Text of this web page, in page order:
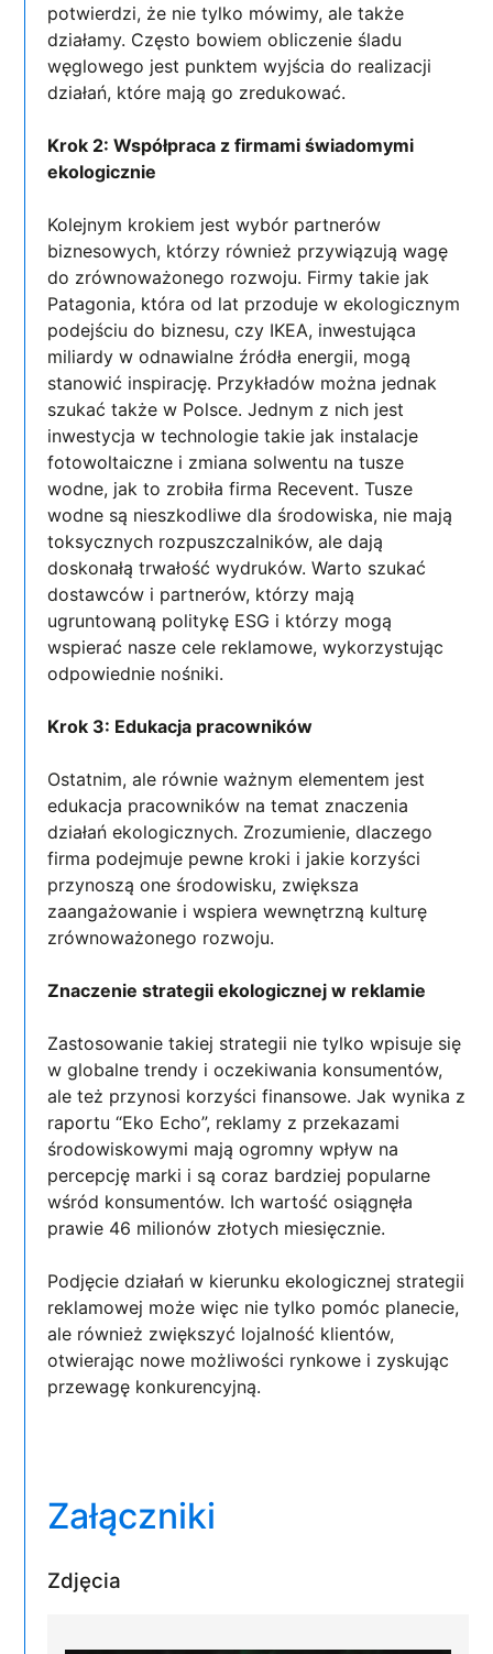
potwierdzi, że nie tylko mówimy, ale także
działamy. Często bowiem obliczenie śladu
węglowego jest punktem wyjścia do realizacji
działań, które mają go zredukować.
Krok 2: Współpraca z firmami świadomymi
ekologicznie
Kolejnym krokiem jest wybór partnerów
biznesowych, którzy również przywiązują wagę
do zrównoważonego rozwoju. Firmy takie jak
Patagonia, która od lat przoduje w ekologicznym
podejściu do biznesu, czy IKEA, inwestująca
miliardy w odnawialne źródła energii, mogą
stanowić inspirację. Przykładów można jednak
szukać także w Polsce. Jednym z nich jest
inwestycja w technologie takie jak instalacje
fotowoltaiczne i zmiana solwentu na tusze
wodne, jak to zrobiła firma Recevent. Tusze
wodne są nieszkodliwe dla środowiska, nie mają
toksycznych rozpuszczalników, ale dają
doskonałą trwałość wydruków. Warto szukać
dostawców i partnerów, którzy mają
ugruntowaną politykę ESG i którzy mogą
wspierać nasze cele reklamowe, wykorzystując
odpowiednie nośniki.
Krok 3: Edukacja pracowników
Ostatnim, ale równie ważnym elementem jest
edukacja pracowników na temat znaczenia
działań ekologicznych. Zrozumienie, dlaczego
firma podejmuje pewne kroki i jakie korzyści
przynoszą one środowisku, zwiększa
zaangażowanie i wspiera wewnętrzną kulturę
zrównoważonego rozwoju.
Znaczenie strategii ekologicznej w reklamie
Zastosowanie takiej strategii nie tylko wpisuje się
w globalne trendy i oczekiwania konsumentów,
ale też przynosi korzyści finansowe. Jak wynika z
raportu “Eko Echo”, reklamy z przekazami
środowiskowymi mają ogromny wpływ na
percepcję marki i są coraz bardziej popularne
wśród konsumentów. Ich wartość osiągnęła
prawie 46 milionów złotych miesięcznie.
Podjęcie działań w kierunku ekologicznej strategii
reklamowej może więc nie tylko pomóc planecie,
ale również zwiększyć lojalność klientów,
otwierając nowe możliwości rynkowe i zyskując
przewagę konkurencyjną.
Załączniki
Zdjęcia